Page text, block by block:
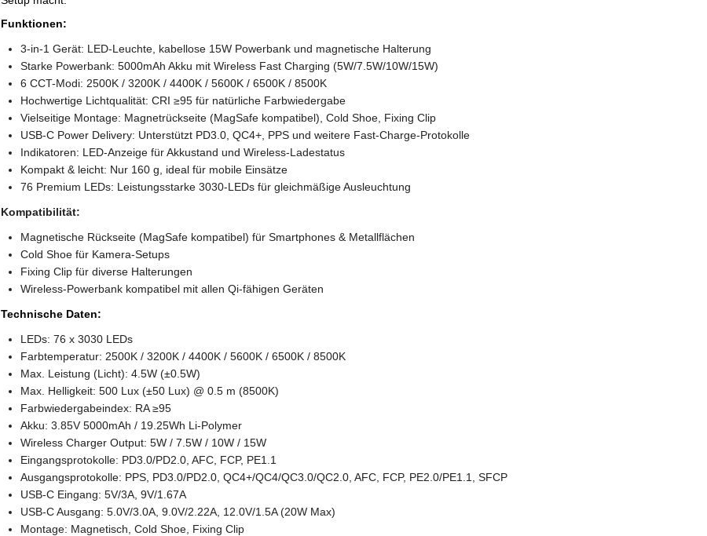
Funktionen:
3-in-1 Gerät: LED-Leuchte, kabellose 15W Powerbank und magnetische Halterung
Starke Powerbank: 5000mAh Akku mit Wireless Fast Charging (5W/7.5W/10W/15W)
6 CCT-Modi: 2500K / 3200K / 4400K / 5600K / 6500K / 8500K
Hochwertige Lichtqualität: CRI ≥95 für natürliche Farbwiedergabe
Vielseitige Montage: Magnetrückseite (MagSafe kompatibel), Cold Shoe, Fixing Clip
USB-C Power Delivery: Unterstützt PD3.0, QC4+, PPS und weitere Fast-Charge-Protokolle
Indikatoren: LED-Anzeige für Akkustand und Wireless-Ladestatus
Kompakt & leicht: Nur 160 g, ideal für mobile Einsätze
76 Premium LEDs: Leistungsstarke 3030-LEDs für gleichmäßige Ausleuchtung
Kompatibilität:
Magnetische Rückseite (MagSafe kompatibel) für Smartphones & Metallflächen
Cold Shoe für Kamera-Setups
Fixing Clip für diverse Halterungen
Wireless-Powerbank kompatibel mit allen Qi-fähigen Geräten
Technische Daten:
LEDs: 76 x 3030 LEDs
Farbtemperatur: 2500K / 3200K / 4400K / 5600K / 6500K / 8500K
Max. Leistung (Licht): 4.5W (±0.5W)
Max. Helligkeit: 500 Lux (±50 Lux) @ 0.5 m (8500K)
Farbwiedergabeindex: RA ≥95
Akku: 3.85V 5000mAh / 19.25Wh Li-Polymer
Wireless Charger Output: 5W / 7.5W / 10W / 15W
Eingangsprotokolle: PD3.0/PD2.0, AFC, FCP, PE1.1
Ausgangsprotokolle: PPS, PD3.0/PD2.0, QC4+/QC4/QC3.0/QC2.0, AFC, FCP, PE2.0/PE1.1, SFCP
USB-C Eingang: 5V/3A, 9V/1.67A
USB-C Ausgang: 5.0V/3.0A, 9.0V/2.22A, 12.0V/1.5A (20W Max)
Montage: Magnetisch, Cold Shoe, Fixing Clip